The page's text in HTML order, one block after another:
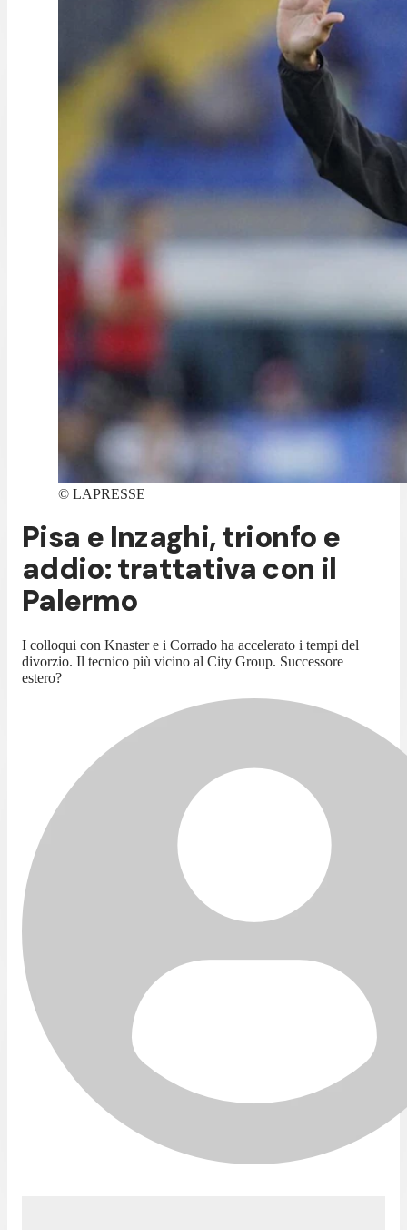
© LAPRESSE
Pisa e Inzaghi, trionfo e
addio: trattativa con il
Palermo
I colloqui con Knaster e i Corrado ha accelerato i tempi del
divorzio. Il tecnico più vicino al City Group. Successore
estero?